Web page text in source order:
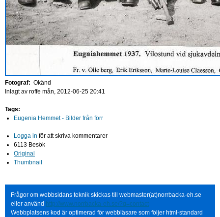
Fotograf: Okänd
Inlagt av roffe mån, 2012-06-25 20:41
Tags:
Eugenia Hemmet - Bilder från förr
Logga in för att skriva kommentarer
6113 Besök
Original
Thumbnail
Frågor om webbsidans teknik skickas till webmaster(at)norrbacka-eh.se
eller använd http://www.norrbacka-eh.se/?q=contact
Webbplatsens kod är optimerad för webbläsare som följer html-standard